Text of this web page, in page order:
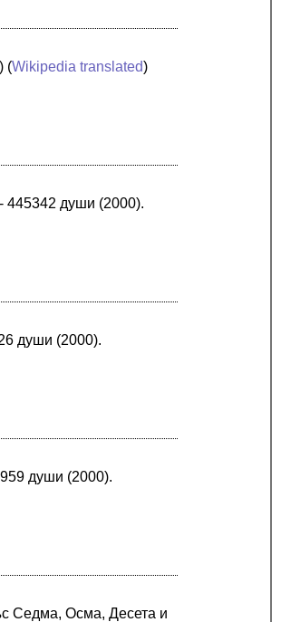
) (Wikipedia translated)
445342 души (2000).
души (2000).
души (2000).
Седма, Осма, Десета и